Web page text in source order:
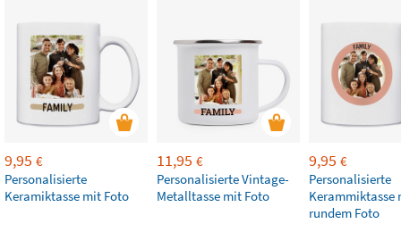
9,95 €
Personalisierte
Keramiktasse mit Foto
11,95 €
Personalisierte Vintage-
Metalltasse mit Foto
9,95 €
Personalisierte
Kerammiktasse
rundem Foto